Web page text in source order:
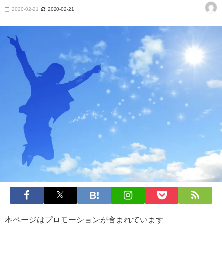
2020-02-21 2020-02-21
本ページはプロモーションが含まれています